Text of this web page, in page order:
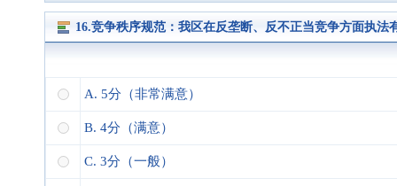
16.竞争秩序规范：我区在反垄断、反不正当竞争方面执
A. 5分（非常满意）
B. 4分（满意）
C. 3分（一般）